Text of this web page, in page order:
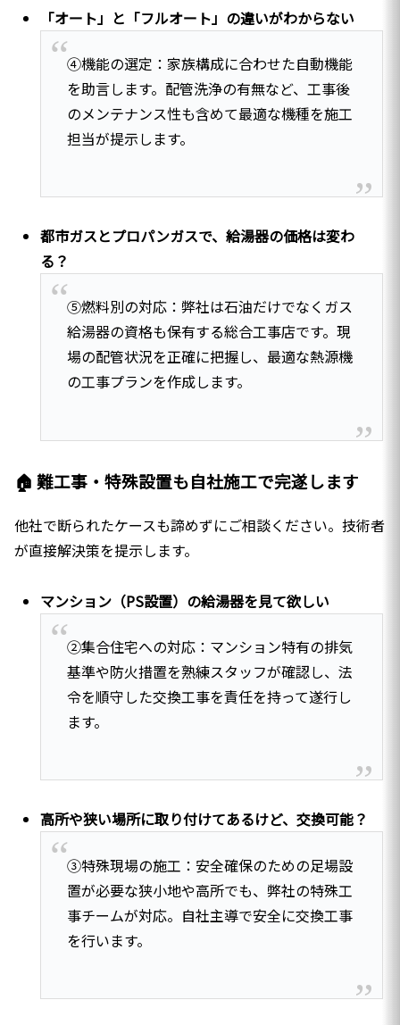
「オート」と「フルオート」の違いがわからない
④機能の選定：家族構成に合わせた自動機能
を助言します。配管洗浄の有無など、工事後
のメンテナンス性も含めて最適な機種を施工
担当が提示します。
都市ガスとプロパンガスで、給湯器の価格は変わ
る？
⑤燃料別の対応：弊社は石油だけでなくガス
給湯器の資格も保有する総合工事店です。現
場の配管状況を正確に把握し、最適な熱源機
の工事プランを作成します。
🏠 難工事・特殊設置も自社施工で完遂します
他社で断られたケースも諦めずにご相談ください。技術者
が直接解決策を提示します。
マンション（PS設置）の給湯器を見て欲しい
②集合住宅への対応：マンション特有の排気
基準や防火措置を熟練スタッフが確認し、法
令を順守した交換工事を責任を持って遂行し
ます。
高所や狭い場所に取り付けてあるけど、交換可能？
③特殊現場の施工：安全確保のための足場設
置が必要な狭小地や高所でも、弊社の特殊工
事チームが対応。自社主導で安全に交換工事
を行います。